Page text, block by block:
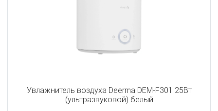
Увлажнитель воздуха Deerma DEM-F301 25Вт
(ультразвуковой) белый